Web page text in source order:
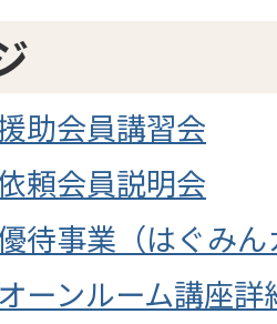
助会員講習会
頼会員説明会
待事業（はぐみ
ーンルーム講座